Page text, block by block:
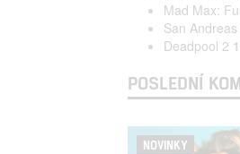
Mad Max:
San Andreas
Deadpool 2
POSLEDNÍ
NOVINKY